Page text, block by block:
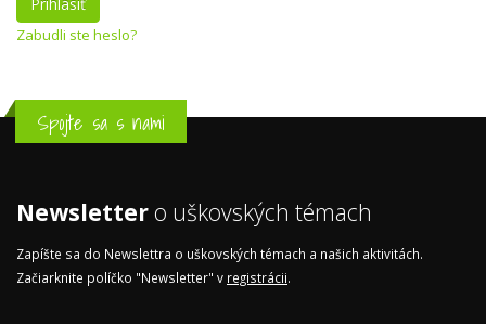
Zabudli ste heslo?
Spojte sa s nami
Newsletter o uškovských témach
Zapíšte sa do Newslettra o uškovských témach a našich aktivitách.
Začiarknite políčko "Newsletter" v registrácii.